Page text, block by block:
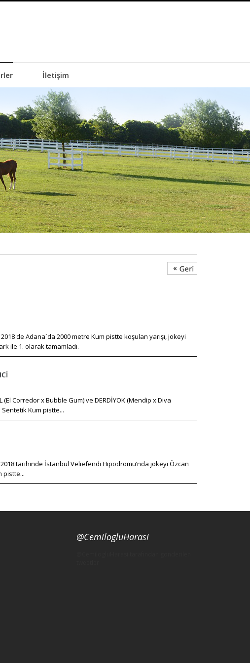
İletişim
2018 de Adana`da 2000 metre Kum pistte koşulan yarışı, jokeyi
ile 1. olarak tamamladı.
Corredor x Bubble Gum) ve DERDİYOK (Mendip x Diva
Kum pistte...
2018 tarihinde İstanbul Veliefendi Hipodromu’nda jokeyi Özcan
pistte...
@CemilogluHarasi